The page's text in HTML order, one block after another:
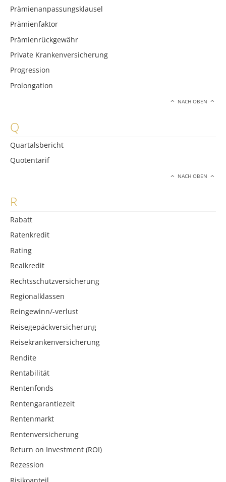
Prämienanpassungsklausel
Prämienfaktor
Prämienrückgewähr
Private Krankenversicherung
Progression
Prolongation
NACH OBEN
Q
Quartalsbericht
Quotentarif
NACH OBEN
R
Rabatt
Ratenkredit
Rating
Realkredit
Rechtsschutzversicherung
Regionalklassen
Reingewinn/-verlust
Reisegepäckversicherung
Reisekrankenversicherung
Rendite
Rentabilität
Rentenfonds
Rentengarantiezeit
Rentenmarkt
Rentenversicherung
Return on Investment (ROI)
Rezession